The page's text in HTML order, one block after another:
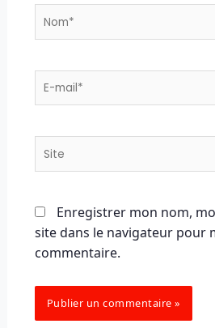
E-
Site
Enregistrer mon nom,
site dans le navigateur pour
commentaire.